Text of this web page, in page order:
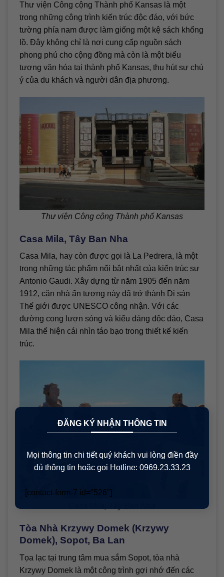
ĐĂNG KÝ NHẬN THÔNG TIN
Mọi thông tin chi tiết quý khách vui lòng điền đầy
đủ thông tin hoặc gọi Hotline: 0969.23.33.23
[contact-form-7 id="526"]
Thư viện Công cộng Thành phố Kansas là một
trong những công trình kiến trúc độc đáo, với bức
tường phía nam được làm giống một kệ sách khổng
lồ. Đây không chỉ là nơi cung cấp nguồn sách
phong phú cho cộng đồng mà còn là một biểu
tượng văn hóa tại thành phố Kansas, thu hút sự chú
ý của du khách và người dân địa phương.
Thư viện Công cộng Thành phố Kansas
Casa Mila, Tây Ban Nha
Casa Mila, hay còn được gọi là La Pedrera, là một
trong những tác phẩm nổi bật nhất của kiến trúc sư
Antonio Gaudi. Xây dựng từ năm 1905 đến năm
1912, căn nhà ấn tượng này đã trở thành Di sản
Thế giới được UNESCO công nhận. Với các
đường cong lượn sóng và kiểu dáng độc đáo, Casa
Mila thể hiện cái nhìn táo bạo trong thiết kế kiến
trúc.
Tòa Nhà Krzywy Domek (Krzywy
Domek), Sopot, Ba Lan
Tọa lạc tại trung tâm mua sắm Sopot, tòa nhà
Krzywy Domek là một công trình gợi nhớ đến các